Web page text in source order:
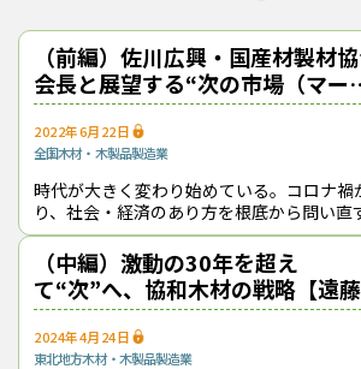
っており、供給力アップに向けた“伸びしろ”
同協議会は、設立趣意書の中で、「山側と
係が必ずしも十分ではなく、（国産材の）
た」と課題を指摘した。代表理事の１人であ
社長も、「安定的な需要を創出すると同時に
していきたい」と話しており、同協議会が橋
（国産材業界）との“対話”が進むことが期
（トップ画像＝2×4材を供給する企業・団体が
げた）
ウッドショックツーバイフォー建築における国産
ディメンションランバー
三菱地所住宅
枠組壁工法
（前編）佐川広興・国産材製材
会長と展望する“次の市場（マー
ット）”【遠藤日雄のルポ＆対論
2022年6月22日
全国木材・木製品製造業
時代が大きく変わり始めている。コロナ禍
り、社会・経済のあり方を根底から問い直
くなった。国産材業界も例外ではない。
クやロシア・ウクライナショックに直
（中編）激動の30年を超え
て“次”へ、協和木材の戦略【遠
雄のルポ＆対論】
2024年4月24日
東北地方木材・木製品製造業